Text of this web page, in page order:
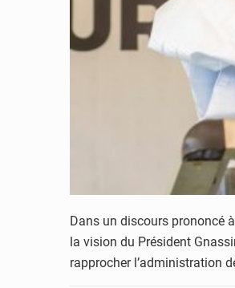
Dans un discours prononcé
la vision du Président
rapprocher l’administration